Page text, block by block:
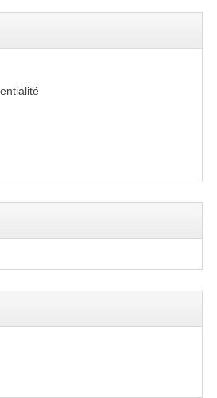
Lumière
Boules À Facettes
Laser Multi-Points
Centre De Piste